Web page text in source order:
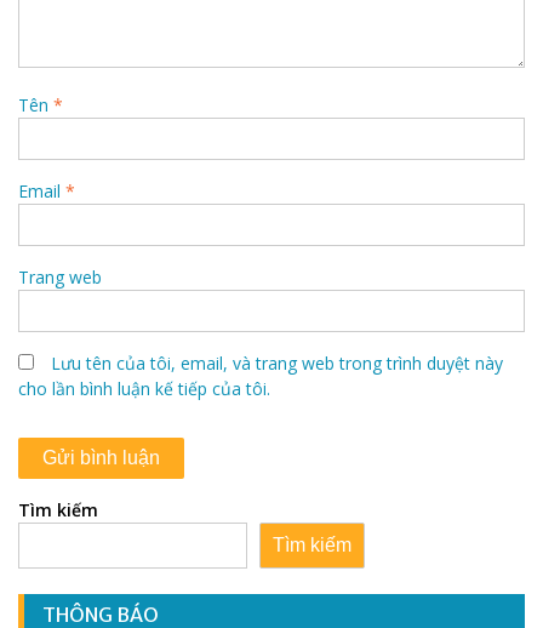
Tên *
Email *
Trang web
Lưu tên của tôi, email, và trang web trong trình duyệt này
cho lần bình luận kế tiếp của tôi.
Tìm kiếm
Tìm kiếm
THÔNG BÁO